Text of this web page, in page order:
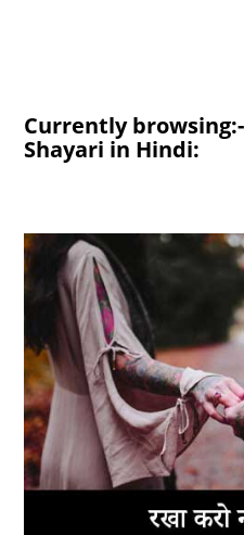
Currently
Shayari in Hindi: